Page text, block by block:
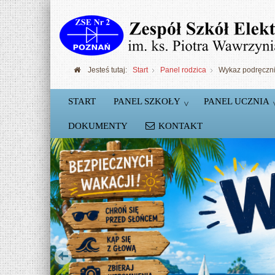
Jesteś tutaj: Start Panel rodzica Wykaz
START PANEL SZKOŁY PANEL UCZNIA
DOKUMENTY KONTAKT
Szkolne Koło Robotyki
Podstawy konstruowania robotów Lego